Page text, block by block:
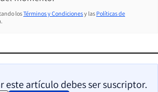
losTérminos y Condicionesy las Políticas de
este artículo debes ser suscriptor.